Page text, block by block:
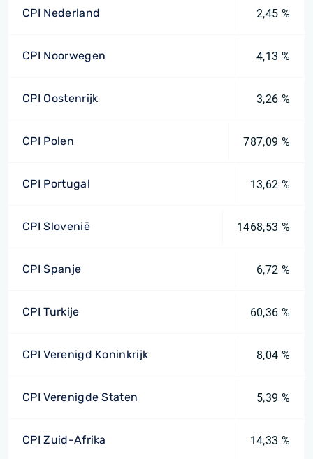
CPI Nederland 2,45 %
CPI Noorwegen 4,13 %
CPI Oostenrijk 3,26 %
CPI Polen 787,09 %
CPI Portugal 13,62 %
CPI Slovenië 1468,53 %
CPI Spanje 6,72 %
CPI Turkije 60,36 %
CPI Verenigd Koninkrijk 8,04 %
CPI Verenigde Staten 5,39 %
CPI Zuid-Afrika 14,33 %